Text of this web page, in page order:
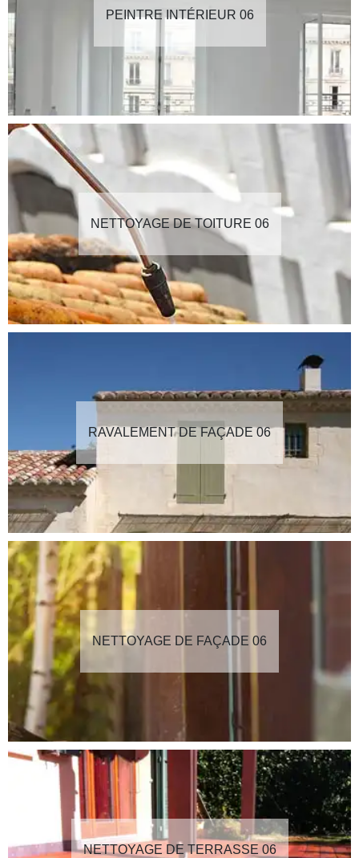
PEINTRE INTÉRIEUR 06
NETTOYAGE DE TOITURE 06
RAVALEMENT DE FAÇADE 06
NETTOYAGE DE FAÇADE 06
NETTOYAGE DE TERRASSE 06